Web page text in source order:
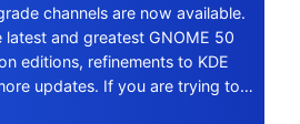
channels are now available.
latest and greatest GNOME 50
editions, refinements to KDE
updates. If you are trying to…